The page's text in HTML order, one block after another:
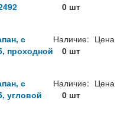
0 шт
с
проходной
Наличие:
0 шт
Цена
с
угловой
Наличие:
0 шт
Цена